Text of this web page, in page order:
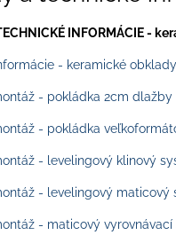
INFORMÁCIE -
- keramické
- pokládka 2cm dlažby
- pokládka
- levelingový klinový
- levelingový maticový
- maticový vyrovnávací